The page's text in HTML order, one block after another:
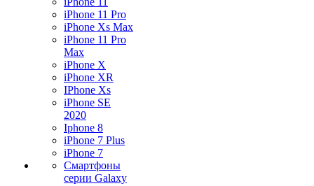
iPhone 11 Pro
iPhone Xs Max
iPhone 11 Pro
Max
iPhone X
iPhone XR
IPhone Xs
iPhone SE
2020
Iphone 8
iPhone 7 Plus
iPhone 7
Смартфоны
серии Galaxy